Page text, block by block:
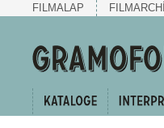
FILMALAP